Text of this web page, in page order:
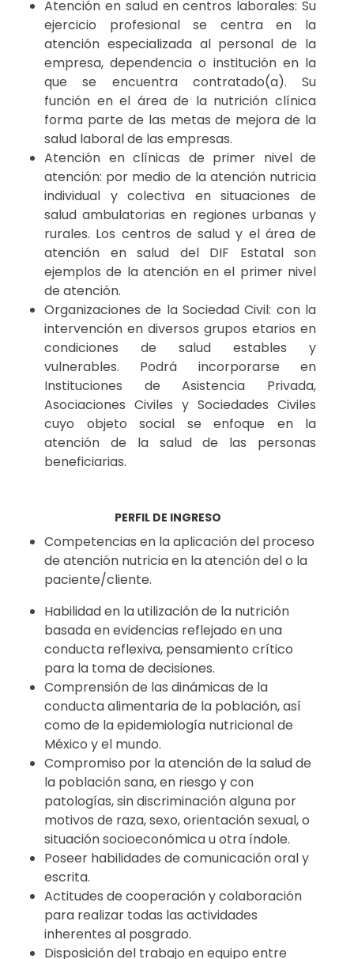
Atención en salud en centros laborales: Su
ejercicio profesional se centra en la
atención especializada al personal de la
empresa, dependencia o institución en la
que se encuentra contratado(a). Su
función en el área de la nutrición clínica
forma parte de las metas de mejora de la
salud laboral de las empresas.
Atención en clínicas de primer nivel de
atención: por medio de la atención nutricia
individual y colectiva en situaciones de
salud ambulatorias en regiones urbanas y
rurales. Los centros de salud y el área de
atención en salud del DIF Estatal son
ejemplos de la atención en el primer nivel
de atención.
Organizaciones de la Sociedad Civil: con la
intervención en diversos grupos etarios en
condiciones de salud estables y
vulnerables. Podrá incorporarse en
Instituciones de Asistencia Privada,
Asociaciones Civiles y Sociedades Civiles
cuyo objeto social se enfoque en la
atención de la salud de las personas
beneficiarias.
PERFIL DE INGRESO
Competencias en la aplicación del proceso
de atención nutricia en la atención del o la
paciente/cliente.
Habilidad en la utilización de la nutrición
basada en evidencias reflejado en una
conducta reflexiva, pensamiento crítico
para la toma de decisiones.
Comprensión de las dinámicas de la
conducta alimentaria de la población, así
como de la epidemiología nutricional de
México y el mundo.
Compromiso por la atención de la salud de
la población sana, en riesgo y con
patologías, sin discriminación alguna por
motivos de raza, sexo, orientación sexual, o
situación socioeconómica u otra índole.
Poseer habilidades de comunicación oral y
escrita.
Actitudes de cooperación y colaboración
para realizar todas las actividades
inherentes al posgrado.
Disposición del trabajo en equipo entre